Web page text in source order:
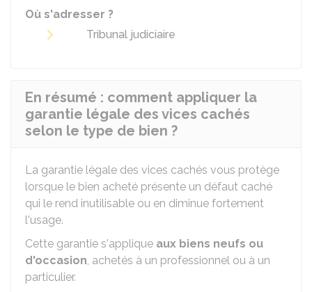
Où s'adresser ?
Tribunal judiciaire
En résumé : comment appliquer la
garantie légale des vices cachés
selon le type de bien ?
La garantie légale des vices cachés vous protège
lorsque le bien acheté présente un défaut caché
qui le rend inutilisable ou en diminue fortement
l'usage.
Cette garantie s'applique aux biens neufs ou
d'occasion, achetés à un professionnel ou à un
particulier.